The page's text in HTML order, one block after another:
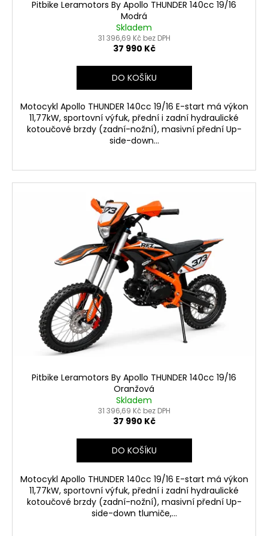
Pitbike Leramotors By Apollo THUNDER 140cc 19/16
Modrá
Skladem
31 396,69 Kč bez DPH
37 990 Kč
DO KOŠÍKU
Motocykl Apollo THUNDER 140cc 19/16 E-start má výkon
11,77kW, sportovní výfuk, přední i zadní hydraulické
kotoučové brzdy (zadní-nožní), masivní přední Up-
side-down...
Pitbike Leramotors By Apollo THUNDER 140cc 19/16
Oranžová
Skladem
31 396,69 Kč bez DPH
37 990 Kč
DO KOŠÍKU
Motocykl Apollo THUNDER 140cc 19/16 E-start má výkon
11,77kW, sportovní výfuk, přední i zadní hydraulické
kotoučové brzdy (zadní-nožní), masivní přední Up-
side-down tlumiče,...